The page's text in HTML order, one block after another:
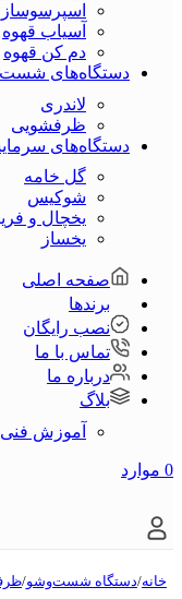
اسپرسوساز
آسیاب قهوه
دم کن قهوه
دستگاه‌های
لاندری
ظرفشویی
دستگاه‌های
گل خامه
شوکیس
یخچال و
یخساز
صفحه اصلی
برندها
نصب رایگان
تماس با ما
درباره ما
بلاگ
آموزش فنی
0 موارد
خانه/دستگاه شست‌و‌شو/